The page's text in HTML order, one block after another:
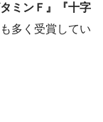
ミンＦ』『十字
多く受賞してい